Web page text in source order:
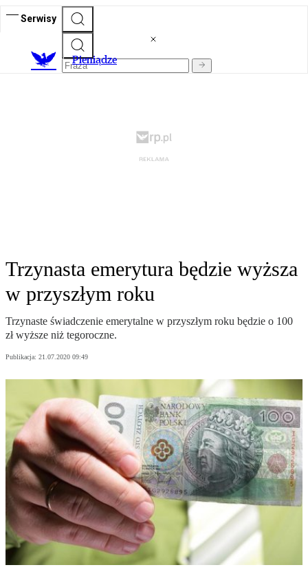
Serwisy
Pieniądze
Trzynasta emerytura będzie wyższa
w przyszłym roku
Trzynaste świadczenie emerytalne w przyszłym roku będzie o 100
zł wyższe niż tegoroczne.
Publikacja: 21.07.2020 09:49